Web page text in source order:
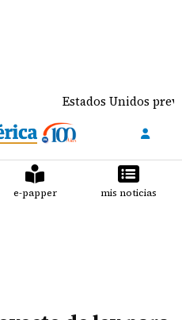
Estados Unidos prevé
e-papper mis noticias